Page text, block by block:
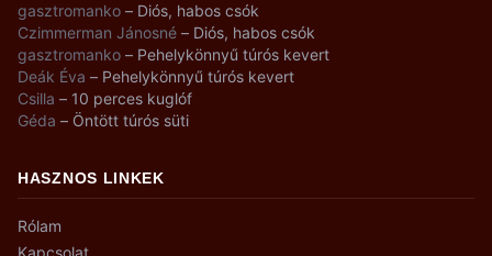
gasztromanko – Diós, habos csók
Czimmerman Jánosné – Diós, habos csók
gasztromanko – Pehelykönnyű túrós kevert
Deák Éva – Pehelykönnyű túrós kevert
Csilla – 10 perces kuglóf
Géda – Öntött túrós süti
HASZNOS LINKEK
Rólam
Kapcsolat